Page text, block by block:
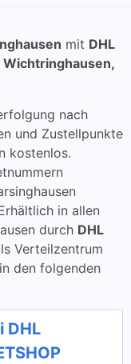
mit DHL
Wichtringhausen,
nach
und Zustellpunkte
kostenlos.
in allen
durch DHL
Verteilzentrum
den folgenden
DHL